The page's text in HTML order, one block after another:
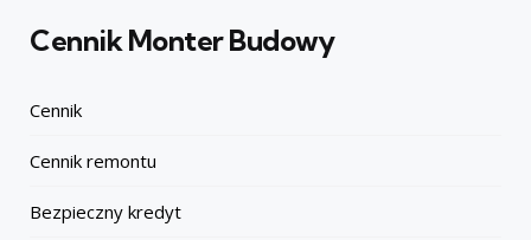
Cennik Monter Budowy
Cennik
Cennik remontu
Bezpieczny kredyt